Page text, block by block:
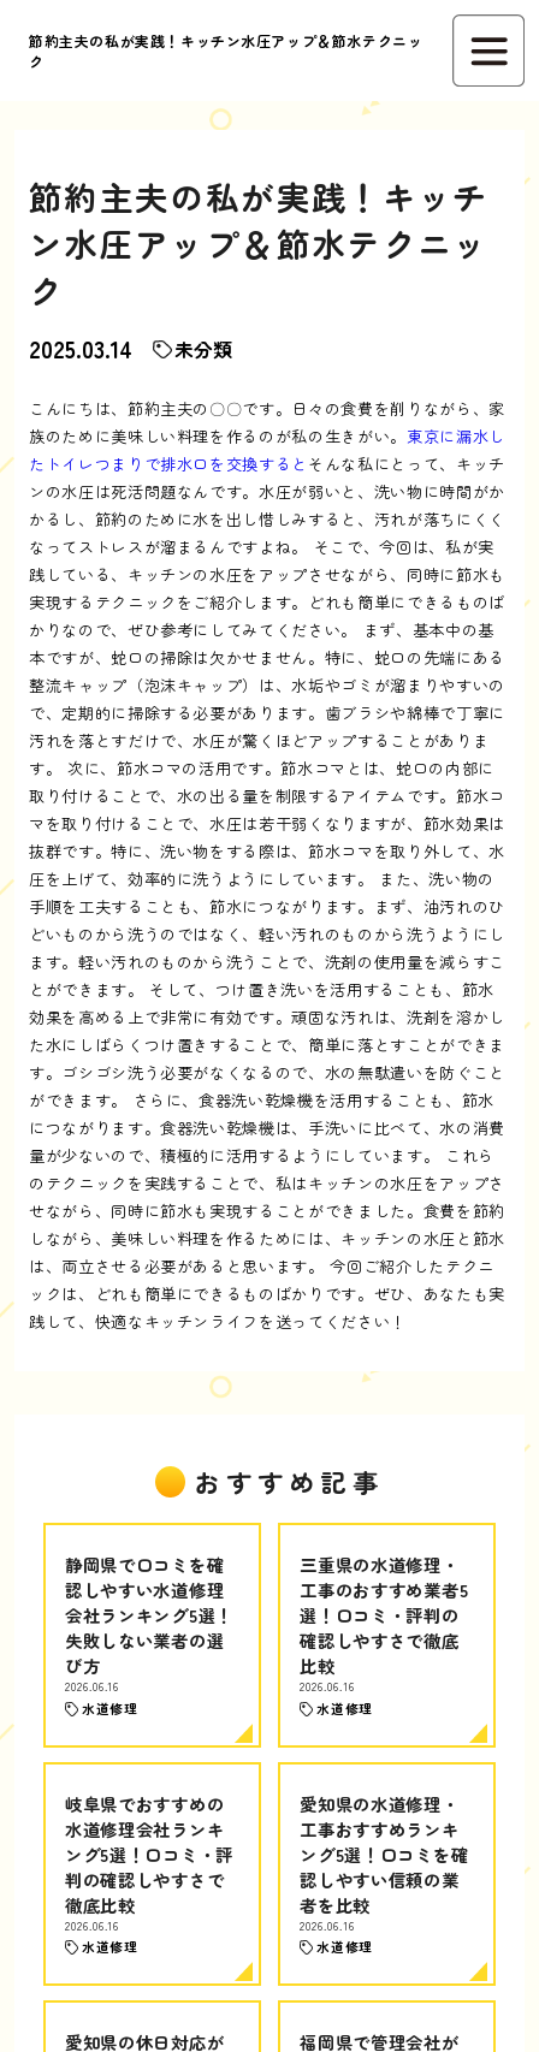
節約主夫の私が実践！キッチン水圧アップ＆節水テクニッ
ク
節約主夫の私が実践！キッチ
ン水圧アップ＆節水テクニッ
ク
2025.03.14 未分類
こんにちは、節約主夫の〇〇です。日々の食費を削りながら、家
族のために美味しい料理を作るのが私の生きがい。 東京に漏水し
たトイレつまりで排水口を交換すると そんな私にとって、キッチ
ンの水圧は死活問題なんです。水圧が弱いと、洗い物に時間がか
かるし、節約のために水を出し惜しみすると、汚れが落ちにくく
なってストレスが溜まるんですよね。 そこで、今回は、私が実
践している、キッチンの水圧をアップさせながら、同時に節水も
実現するテクニックをご紹介します。どれも簡単にできるものば
かりなので、ぜひ参考にしてみてください。 まず、基本中の基
本ですが、蛇口の掃除は欠かせません。特に、蛇口の先端にある
整流キャップ（泡沫キャップ）は、水垢やゴミが溜まりやすいの
で、定期的に掃除する必要があります。歯ブラシや綿棒で丁寧に
汚れを落とすだけで、水圧が驚くほどアップすることがありま
す。 次に、節水コマの活用です。節水コマとは、蛇口の内部に
取り付けることで、水の出る量を制限するアイテムです。節水コ
マを取り付けることで、水圧は若干弱くなりますが、節水効果は
抜群です。特に、洗い物をする際は、節水コマを取り外して、水
圧を上げて、効率的に洗うようにしています。 また、洗い物の
手順を工夫することも、節水につながります。まず、油汚れのひ
どいものから洗うのではなく、軽い汚れのものから洗うようにし
ます。軽い汚れのものから洗うことで、洗剤の使用量を減らすこ
とができます。 そして、つけ置き洗いを活用することも、節水
効果を高める上で非常に有効です。頑固な汚れは、洗剤を溶かし
た水にしばらくつけ置きすることで、簡単に落とすことができま
す。ゴシゴシ洗う必要がなくなるので、水の無駄遣いを防ぐこと
ができます。 さらに、食器洗い乾燥機を活用することも、節水
につながります。食器洗い乾燥機は、手洗いに比べて、水の消費
量が少ないので、積極的に活用するようにしています。 これら
のテクニックを実践することで、私はキッチンの水圧をアップさ
せながら、同時に節水も実現することができました。食費を節約
しながら、美味しい料理を作るためには、キッチンの水圧と節水
は、両立させる必要があると思います。 今回ご紹介したテクニ
ックは、どれも簡単にできるものばかりです。ぜひ、あなたも実
践して、快適なキッチンライフを送ってください！
おすすめ記事
静岡県で口コミを確
認しやすい水道修理
会社ランキング5選！
失敗しない業者の選
び方
2026.06.16
水道修理
三重県の水道修理・
工事のおすすめ業者5
選！口コミ・評判の
確認しやすさで徹底
比較
2026.06.16
水道修理
岐阜県でおすすめの
水道修理会社ランキ
ング5選！口コミ・評
判の確認しやすさで
徹底比較
2026.06.16
水道修理
愛知県の水道修理・
工事おすすめランキ
ング5選！口コミを確
認しやすい信頼の業
者を比較
2026.06.16
水道修理
愛知県の休日対応が
福岡県で管理会社が